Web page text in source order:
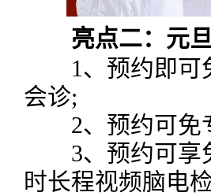
亮点二：元旦
1、预约即可免
会诊;
2、预约可免
3、预约可享免
时长程视频脑电